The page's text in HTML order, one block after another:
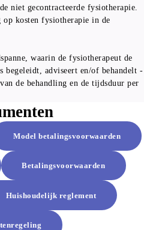
niet gecontracteerde fysiotherapie.
kosten fysiotherapie in de
waarin de fysiotherapeut de
adviseert en/of behandelt -
de behandling en de tijdsduur per
Model betalingsvoorwaarden
Betalingsvoorwaarden
Huishoudelijk reglement